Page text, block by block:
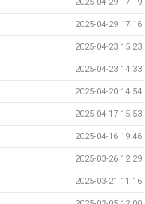
2025-04-29 17:19
2025-04-29 17:16
2025-04-23 15:23
2025-04-23 14:33
2025-04-20 14:54
2025-04-17 15:53
2025-04-16 19:46
2025-03-26 12:29
2025-03-21 11:16